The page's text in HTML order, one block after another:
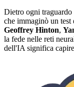
Dietro ogni
che immaginò un
Geoffrey Hinton,
la fede nelle reti
dell'IA significa